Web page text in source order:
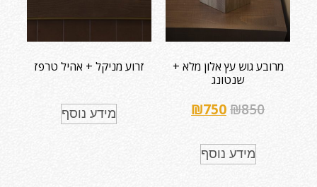
מרובע גוש עץ אלון מלא +
שנטונג
₪850
₪750
מידע נוסף
זרוע מניקל + אהיל טרפז
מידע נוסף